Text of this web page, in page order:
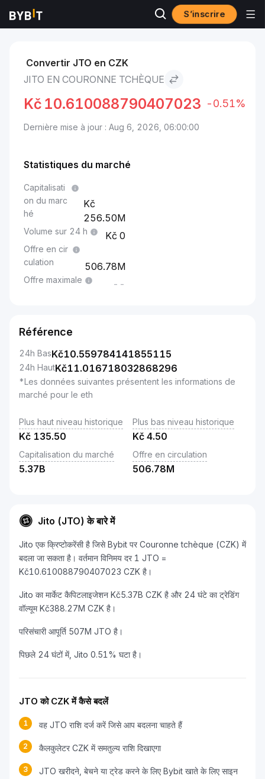
S’inscrire
Marchés Jito to Couronne tchèque
Convertir JTO en CZK
JITO EN COURONNE TCHÈQUE
Kč 10.610088790407023 -0.51%
Dernière mise à jour : Aug 6, 2026, 06:00:00
Statistiques du marché
Capitalisati
on du marc
hé
256.50M
Volume sur 24 h 0
Offre en cir
culation
506.78M
Offre maximale --
Référence
24h BasKč10.559784141855115
24h HautKč11.016718032868296
*Les données suivantes présentent les informations de
marché pour le eth
Plus haut niveau historique
Kč 135.50
Plus bas niveau historique
Kč 4.50
Capitalisation du marché
5.37B
Offre en circulation
506.78M
Jito (JTO) के बारे में
Jito एक क्रिप्टोकरेंसी है जिसे Bybit पर Couronne tchèque (CZK) में
बदला जा सकता है। वर्तमान विनिमय दर 1 JTO =
Kč10.610088790407023 CZK है।
Jito का मार्केट कैपिटलाइजेशन Kč5.37B CZK है और 24 घंटे का ट्रेडिंग
वॉल्यूम Kč388.27M CZK है।
परिसंचारी आपूर्ति 507M JTO है।
पिछले 24 घंटों में, Jito 0.51% घटा है।
JTO को CZK में कैसे बदलें
1 वह JTO राशि दर्ज करें जिसे आप बदलना चाहते हैं
2 कैलकुलेटर CZK में समतुल्य राशि दिखाएगा
3
JTO खरीदने, बेचने या ट्रेड करने के लिए Bybit खाते के लिए साइन